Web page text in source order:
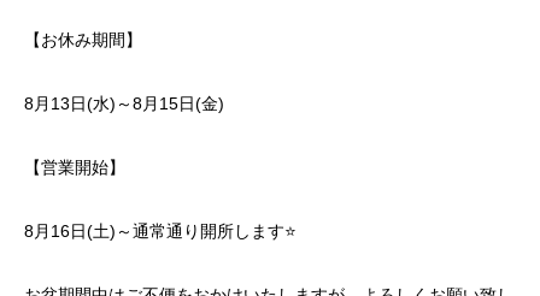
【お休み期間】
8月13日(水)～8月15日(金)
【営業開始】
8月16日(土)～通常通り開所します⭐